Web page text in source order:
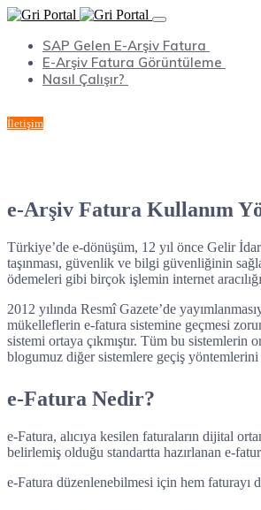
SAP Gelen E-Arşiv Fatura
E-Arşiv Fatura Görüntüleme
Nasıl Çalışır?
İletişim
e-Arşiv Fatura Kullanım
Türkiye’de e-dönüşüm, 12 yıl önce Gelir
taşınması, güvenlik ve bilgi güvenliğinin
ödemeleri gibi birçok işlemin internet
2012 yılında Resmî Gazete’de
mükelleflerin e-fatura sistemine geçmesi
sistemi ortaya çıkmıştır. Tüm bu sistemlerin
blogumuz diğer sistemlere geçiş yöntemlerini
e-Fatura Nedir?
e-Fatura, alıcıya kesilen faturaların dijital
belirlemiş olduğu standartta hazırlanan e-
e-Fatura düzenlenebilmesi için hem faturayı